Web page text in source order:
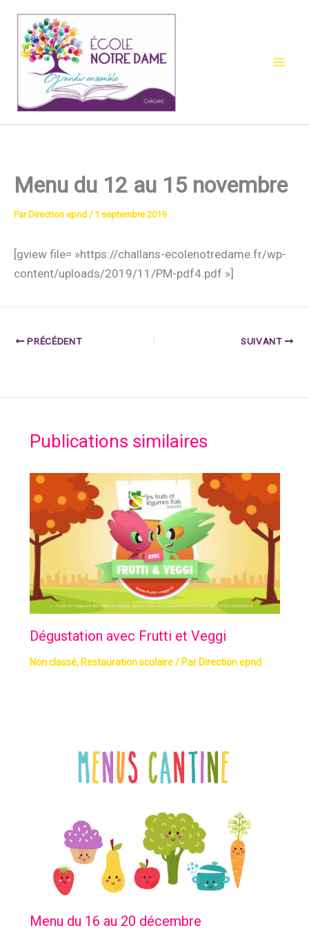
contenu
Menu du 12 au 15 novembre
Par Direction epnd / 1 septembre 2019
[gview file= »https://challans-ecolenotredame.fr/wp-
content/uploads/2019/11/PM-pdf4.pdf »]
PRÉCÉDENT SUIVANT
Publications similaires
Dégustation avec Frutti et Veggi
Non classé, Restauration scolaire/ Par Direction epnd
Menu du 16 au 20 décembre